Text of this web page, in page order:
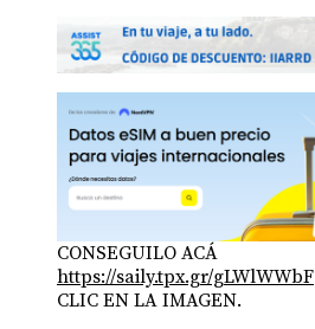
CONSEGUILO ACÁ
https://saily.tpx.gr/gLWlWWbF
CLIC EN LA IMAGEN.